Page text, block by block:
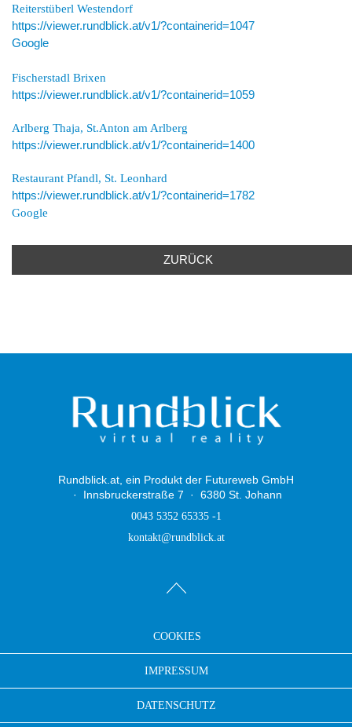
Reiterstüberl Westendorf
https://viewer.rundblick.at/v1/?containerid=1047
Google
Fischerstadl Brixen
https://viewer.rundblick.at/v1/?containerid=1059
Arlberg Thaja, St.Anton am Arlberg
https://viewer.rundblick.at/v1/?containerid=1400
Restaurant Pfandl, St. Leonhard
https://viewer.rundblick.at/v1/?containerid=1782
Google
ZURÜCK
Rundblick.at, ein Produkt der Futureweb GmbH
Innsbruckerstraße 7
6380 St. Johann
0043 5352 65335 -1
kontakt@rundblick.at
COOKIES
IMPRESSUM
DATENSCHUTZ